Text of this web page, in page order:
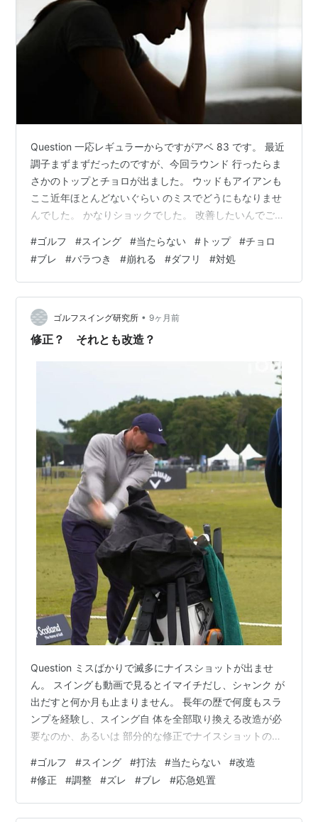
Question 一応レギュラーからですがアベ 83 です。 最近
調子まずまずだったのですが、今回ラウンド 行ったらま
さかのトップとチョロが出ました。 ウッドもアイアンも
ここ近年ほとんどないぐらい のミスでどうにもなりませ
んでした。 かなりショックでした。 改善したいんでご教
の不調やミスの連発は良くある事ですので、 その不安定
な原因と対策が必要なのです。 ところが、ほとんどのゴ
ルファーはパソコンのよ うに一度プログラムしたら一生
そのまま打てると 勘違いしています。 ところが一時期良
くても、それはメモリーに一時 的に保存した動作だった
り…
#ゴルフ #スイング #当たらない # トップ #チョロ
#ブレ #バラつき #崩れる #ダフリ #対処
ゴルフスイング研究所 • 9ヶ月前
修正？ それとも改造？
Question ミスばかりで滅多にナイスショットが出ませ
ん。 スイングも動画で見るとイマイチだし、シャンク が
出だすと何か月も止まりません。 長年の歴で何度もスラ
ンプを経験し、スイング自 体を全部取り換える改造が必
要なのか、あるいは 部分的な修正でナイスショットの連
基準としてどこまで動作が定着しているか が一つありま
す。 癌となる癖があるとなかなか上書きや調整が出来 な
い場合があります。 今までの経験や練習の成果など全て
#ゴルフ #スイング #打法 #当たらない #改造
#修正 #調整 #ズレ #ブレ #応急処置